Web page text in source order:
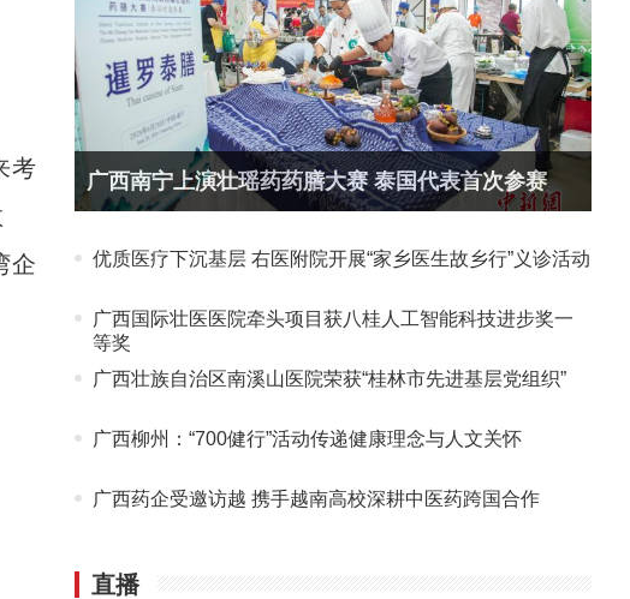
考
企
广西南宁上演壮瑶药药膳大赛 泰国代表首次参赛
优质医疗下沉基层 右医附院开展“家乡医生故乡行”义诊活动
广西国际壮医医院牵头项目获八桂人工智能科技进步奖一
等奖
广西壮族自治区南溪山医院荣获“桂林市先进基层党组织”
广西柳州：“700健行”活动传递健康理念与人文关怀
广西药企受邀访越 携手越南高校深耕中医药跨国合作
直播